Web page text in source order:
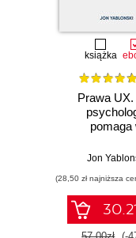
książka
Prawa
pomaga
Jon
(28,50 zł najniższa